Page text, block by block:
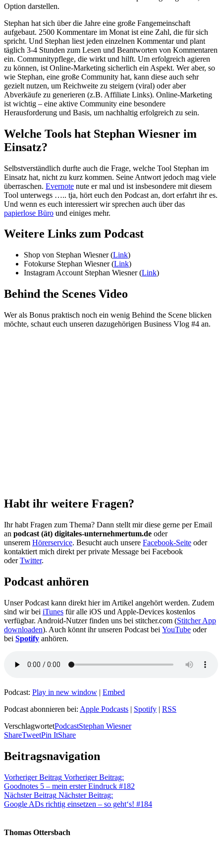
Option darstellen.
Stephan hat sich über die Jahre eine große Fangemeinschaft
aufgebaut. 2500 Kommentare im Monat ist eine Zahl, die für sich
spricht. Und Stephan liest jeden einzelnen Kommentar und plant
täglich 3-4 Stunden zum Lesen und Beantworten von Kommentaren
ein. Communitypflege, die wirkt und hilft. Um erfolgreich agieren
zu können, ist Online-Marketing sicherlich ein Aspekt. Wer aber, so
wie Stephan, eine große Community hat, kann diese auch sehr
gezielt nutzen, um Reichweite zu steigern (viral) oder aber
Abverkäufe zu generieren (z.B. Affiliate Links). Online-Marketing
ist wichtig – eine aktive Community eine besondere
Herausforderung und Basis, um nachhaltig erfolgreich zu sein.
Welche Tools hat Stephan Wiesner im
Einsatz?
Selbstverständlich durfte auch die Frage, welche Tool Stephan im
Einsatz hat, nicht zu kurz kommen. Seine Antwort jedoch mag viele
überraschen. Evernote nute er mal und ist insbesondere mit diesem
Tool unterwegs ….. tja, hört euch den Podcast an, dort erfahrt ihr es.
Und wenn es euch interessiert wir sprechen auch über das
papierlose Büro und einiges mehr.
Weitere Links zum Podcast
Shop von Stephan Wiesner (Link)
Fotokurse Stephan Wiesner (Link)
Instagram Account Stephan Wiesner (Link)
Behind the Scenes Video
Wer als Bonus praktisch noch ein wenig Behind the Scene blicken
möchte, schaut euch unseren dazugehörigen Business Vlog #4 an.
Habt ihr weitere Fragen?
Ihr habt Fragen zum Thema? Dann stellt mir diese gerne per Email
an podcast (ät) digitales-unternehmertum.de oder
unserem Hörerservice. Besucht auch unsere Facebook-Seite oder
kontaktiert mich direkt per private Message bei Facebook
oderTwitter.
Podcast anhören
Unser Podcast kann direkt hier im Artikel angehört werden. Zudem
sind wir bei iTunes für alle iOS und Apple-Devices kostenlos
verfügbar. Android-Nutzer finden uns bei stitcher.com (Stitcher App
downloaden). Auch könnt ihr unseren Podcast bei YouTube oder
bei Spotify anhören.
Podcast: Play in new window | Embed
Podcast abonnieren bei: Apple Podcasts | Spotify | RSS
VerschlagwortetPodcastStephan Wiesner
ShareTweetPin ItShare
Beitragsnavigation
Vorheriger Beitrag Vorheriger Beitrag:
Goodnotes 5 – mein erster Eindruck #182
Nächster Beitrag Nächster Beitrag:
Google ADs richtig einsetzen – so geht‘s! #184
Thomas Ottersbach